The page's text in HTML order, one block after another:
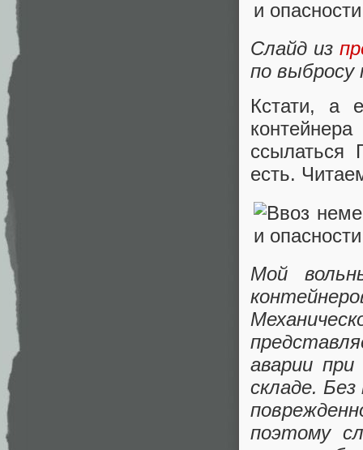
Слайд из
по выбросу
Кстати, а
ссылаться
есть.
Мой
аварии
складе. Без
поэтому